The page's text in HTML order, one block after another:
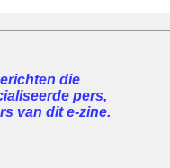
die
pers,
van dit e-zine.